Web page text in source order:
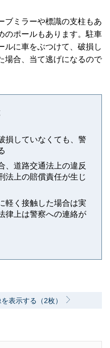
ブミラーや標識の支柱もあ
のポールもあります。駐車
ルに車をぶつけて、破損し
場合、当て逃げになるので
損していなくても、警
、道路交通法上の違反
法上の賠償責任が生じ
軽く接触した場合は実
律上は警察への連絡が
表示する（2枚）